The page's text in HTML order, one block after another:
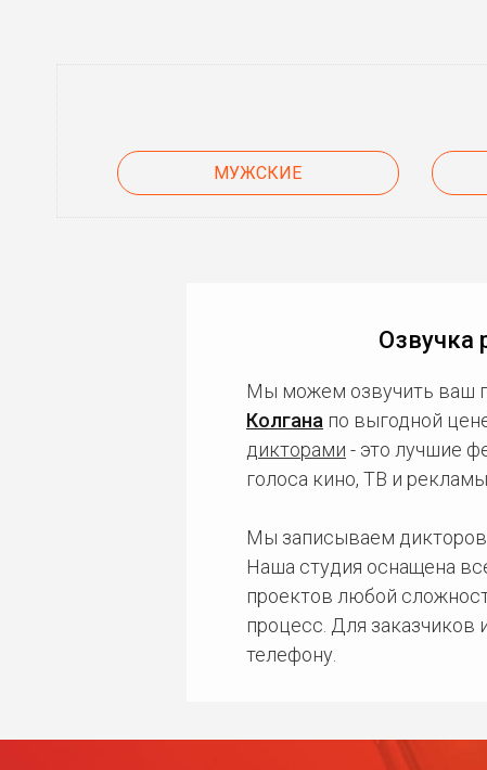
МУЖСКИЕ
Озвучка
Мы можем озвучить ваш
Колгана по выгодной
дикторами - это лучшие
голоса кино, ТВ и
Мы записываем
Наша студия оснащена
проектов любой
процесс. Для
телефону.